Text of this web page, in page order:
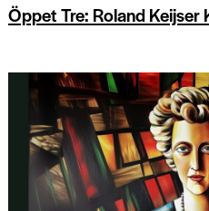
Öppet Tre: Roland Keijser